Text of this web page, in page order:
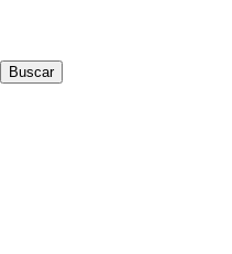
Buscar